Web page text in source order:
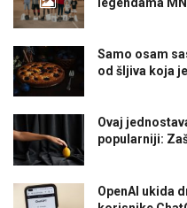
Samo osam
od šljiva koja
Ovaj
popularniji:
OpenAI ukida